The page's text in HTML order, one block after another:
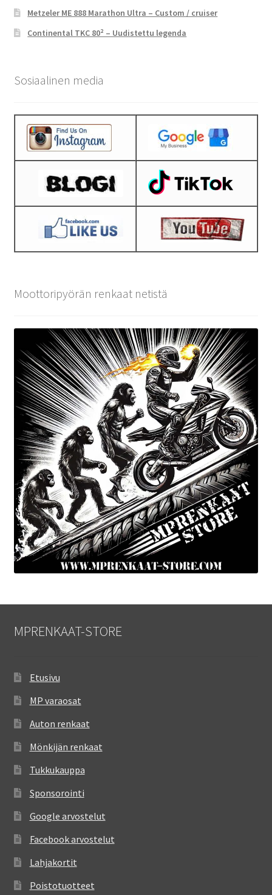
Metzeler ME 888 Marathon Ultra – Custom / cruiser
Continental TKC 80² – Uudistettu legenda
Sosiaalinen media
Moottoripyörän renkaat netistä
MPRENKAAT-STORE
Etusivu
MP varaosat
Auton renkaat
Mönkijän renkaat
Tukkukauppa
Sponsorointi
Google arvostelut
Facebook arvostelut
Lahjakortit
Poistotuotteet